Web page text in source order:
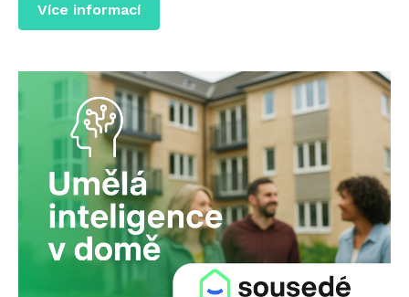
Více informací